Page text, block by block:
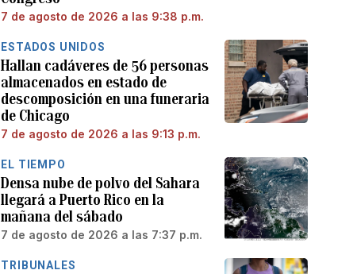
7 de agosto de 2026 a las 9:38 p.m.
ESTADOS UNIDOS
Hallan cadáveres de 56 personas
almacenados en estado de
descomposición en una funeraria
de Chicago
7 de agosto de 2026 a las 9:13 p.m.
EL TIEMPO
Densa nube de polvo del Sahara
llegará a Puerto Rico en la
mañana del sábado
7 de agosto de 2026 a las 7:37 p.m.
TRIBUNALES